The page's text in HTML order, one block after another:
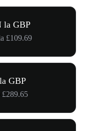
la GBP
£109.69
GBP